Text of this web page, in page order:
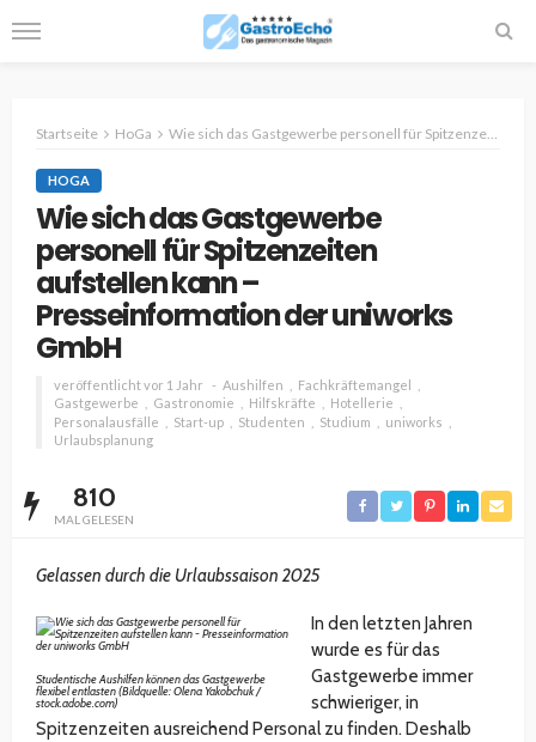
Startseite HoGa Wie sich das Gastgewerbe personell für Spitzenzeiten aufstellen kann – Presseinformation der uniworks GmbH
HOGA
Wie sich das Gastgewerbe
personell für Spitzenzeiten
aufstellen kann –
Presseinformation der uniworks
GmbH
veröffentlicht vor 1 Jahr Aushilfen
Fachkräftemangel
Gastgewerbe
Gastronomie Hilfskräfte
Hotellerie
Personalausfälle
Start-up Studenten Studium
uniworks
Urlaubsplanung
810
MAL GELESEN
Gelassen durch die Urlaubssaison 2025
Studentische Aushilfen können das Gastgewerbe
flexibel entlasten (Bildquelle: Olena Yakobchuk /
stock.adobe.com)
In den letzten Jahren
wurde es für das
Gastgewerbe immer
schwieriger, in
Spitzenzeiten ausreichend Personal zu finden. Deshalb